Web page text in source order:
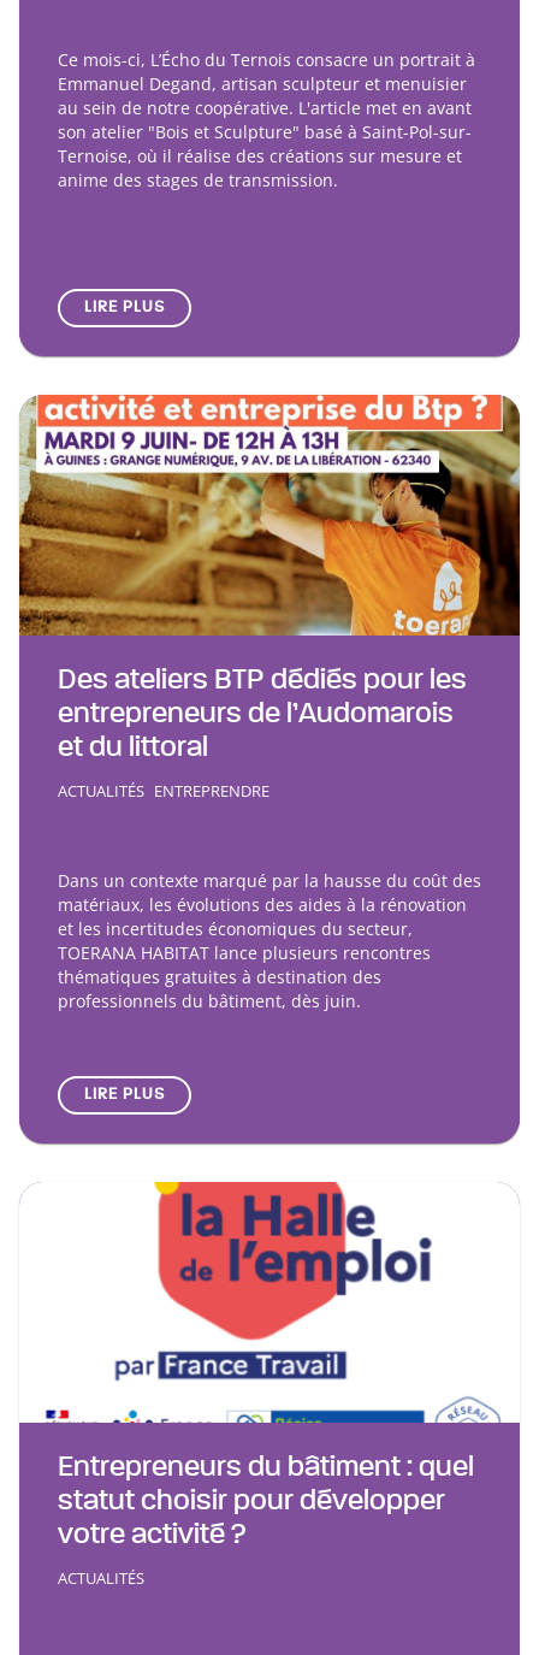
Ce mois-ci, L’Écho du Ternois consacre un portrait à
Emmanuel Degand, artisan sculpteur et menuisier
au sein de notre coopérative. L'article met en avant
son atelier "Bois et Sculpture" basé à Saint-Pol-sur-
Ternoise, où il réalise des créations sur mesure et
anime des stages de transmission.
LIRE PLUS
Des ateliers BTP dédiés pour les
entrepreneurs de l’Audomarois
et du littoral
ACTUALITÉS ENTREPRENDRE
Dans un contexte marqué par la hausse du coût des
matériaux, les évolutions des aides à la rénovation
et les incertitudes économiques du secteur,
TOERANA HABITAT lance plusieurs rencontres
thématiques gratuites à destination des
professionnels du bâtiment, dès juin.
LIRE PLUS
Entrepreneurs du bâtiment : quel
statut choisir pour développer
votre activité ?
ACTUALITÉS